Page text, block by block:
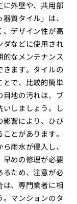
に外壁や、共用部
質タイル」は、
、デザイン性が高
ダなどに使用され
的なメンテナンス
ます。タイルの
とで、比較的簡単
目地の汚れは、ブ
いしましょう。し
影響により、ひび
とがあります。
雨水が侵入し、
早めの修理が必要
るため、注意が必
は、専門業者に相
マンションのタ